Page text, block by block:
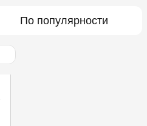
По популярности